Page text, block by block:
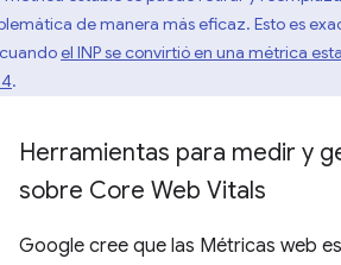
de manera más eficaz. Esto es
el INP se convirtió en una métrica
.
Herramientas para medir y
sobre Core Web Vitals
Google cree que las Métricas web